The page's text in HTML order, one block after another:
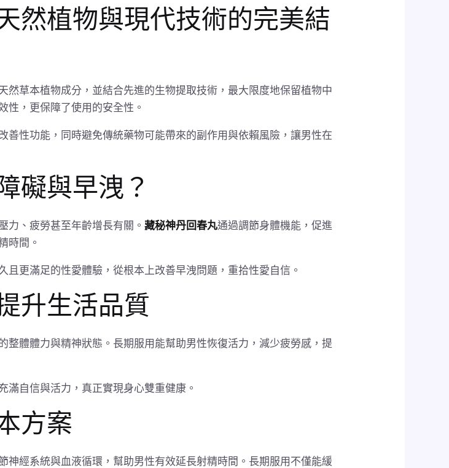
然植物與現代技術的完美結
然草本植物成分，並結合先進的生物提取技術，最大限度地保留植物中
性，更保障了使用的安全性。
性功能，同時避免傳統藥物可能帶來的副作用與依賴風險，讓男性在
礙與早洩？
力、疲勞甚至年齡增長有關。藏秘神丹回春丸通過調節身體機能，促進
時間。
更滿足的性愛體驗，從根本上改善早洩問題，重拾性愛自信。
升生活品質
體體力與精神狀態。長期服用能幫助男性恢復活力，減少疲勞感，提
滿自信與活力，真正實現身心雙重健康。
方案
神經系統與血液循環，幫助男性有效延長射精時間。長期服用不僅能緩